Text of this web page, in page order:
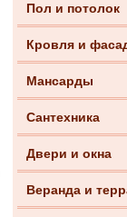
Пол и потолок
Кровля и
Мансарды
Сантехника
Двери и окна
Веранда и